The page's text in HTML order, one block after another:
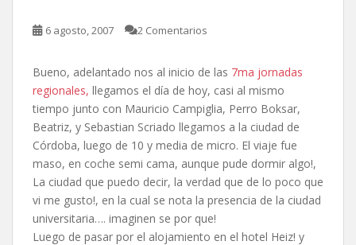
6 agosto, 2007 2 Comentarios
Bueno, adelantado nos al inicio de las 7ma jornadas
regionales, llegamos el día de hoy, casi al mismo
tiempo junto con Mauricio Campiglia, Perro Boksar,
Beatriz, y Sebastian Scriado llegamos a la ciudad de
Córdoba, luego de 10 y media de micro. El viaje fue
maso, en coche semi cama, aunque pude dormir algo!,
La ciudad que puedo decir, la verdad que de lo poco que
vi me gusto!, en la cual se nota la presencia de la ciudad
universitaria…. imaginen se por que!
Luego de pasar por el alojamiento en el hotel Heiz! y